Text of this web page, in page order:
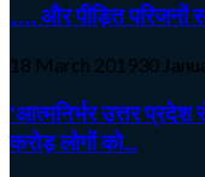
…. और पीड़ित परिजनों
18 March 201930
‘आत्मनिर्भर उत्तर
करोड़ लोगों को...